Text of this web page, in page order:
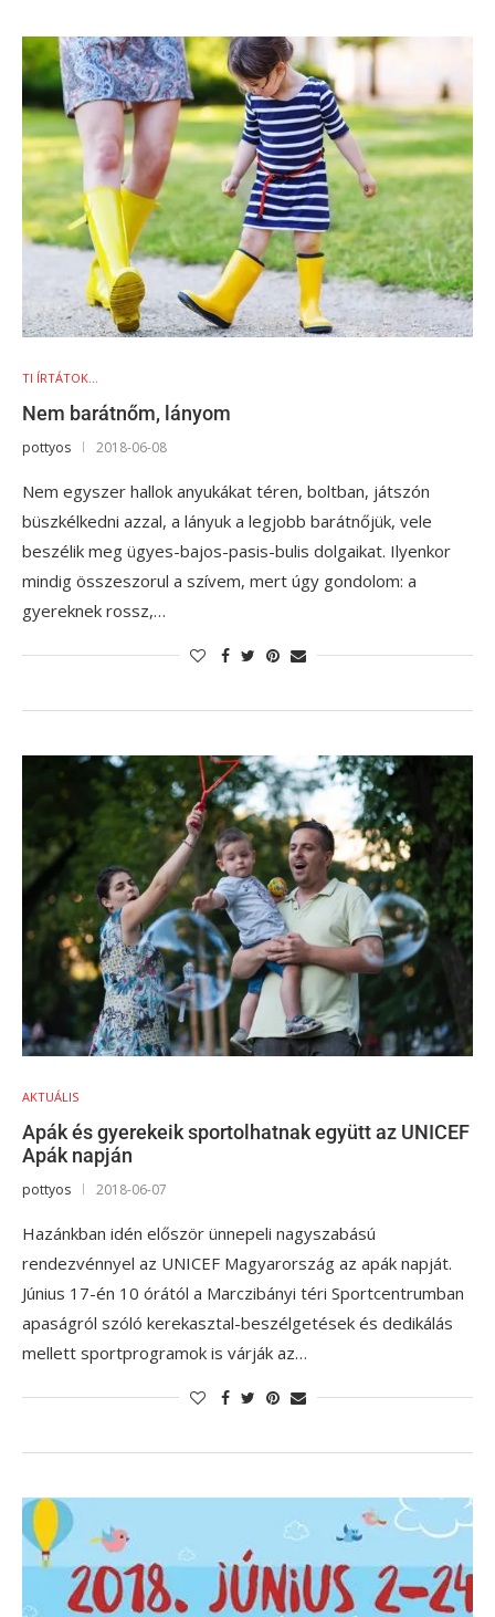
TI ÍRTÁTOK...
Nem barátnőm, lányom
pottyos 2018-06-08
Nem egyszer hallok anyukákat téren, boltban, játszón
büszkélkedni azzal, a lányuk a legjobb barátnőjük, vele
beszélik meg ügyes-bajos-pasis-bulis dolgaikat. Ilyenkor
mindig összeszorul a szívem, mert úgy gondolom: a
gyereknek rossz,…
AKTUÁLIS
Apák és gyerekeik sportolhatnak együtt az UNICEF
Apák napján
pottyos 2018-06-07
Hazánkban idén először ünnepeli nagyszabású
rendezvénnyel az UNICEF Magyarország az apák napját.
Június 17-én 10 órától a Marczibányi téri Sportcentrumban
apaságról szóló kerekasztal-beszélgetések és dedikálás
mellett sportprogramok is várják az…